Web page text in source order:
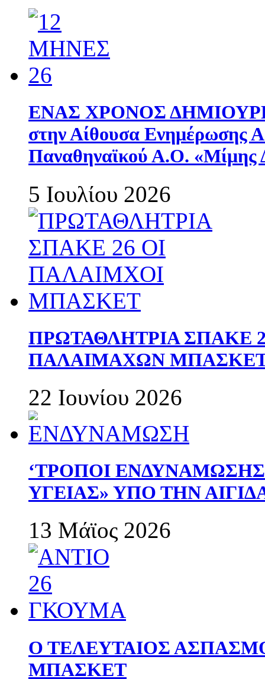
ΕΝΑΣ ΧΡΟΝΟΣ
στην Αίθουσα Ενημέρωσης
Παναθηναϊκού Α.Ο. «Μίμης
5 Ιουλίου 2026
ΠΡΩΤΑΘΛΗΤΡΙΑ ΣΠΑΚΕ
ΠΑΛΑΙΜΑΧΩΝ
22 Ιουνίου 2026
‘ΤΡΟΠΟΙ
ΥΓΕΙΑΣ» ΥΠΟ ΤΗΝ
13 Μάϊος 2026
Ο ΤΕΛΕΥΤΑΙΟΣ
ΜΠΑΣΚΕΤ